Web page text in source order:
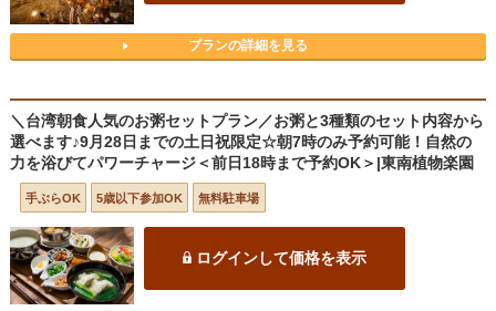
プランの詳細を見る
＼台湾朝食人気のお粥セットプラン／お粥と3種類のセット内容から
選べます♪9月28日までの土日祝限定☆朝7時のみ予約可能！自然の
力を浴びてパワーチャージ＜前日18時まで予約OK＞|東南植物楽園
手ぶらOK 5歳以下参加OK 無料駐車場
ログインして価格を表示